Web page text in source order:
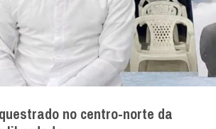
no centro-norte da